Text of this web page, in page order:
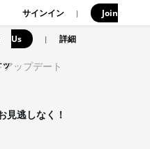
ッ
サインイン | Join
Us | 詳細
ップデート
見逃しなく！